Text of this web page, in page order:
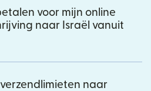
voor mijn online
naar Israël vanuit
naar